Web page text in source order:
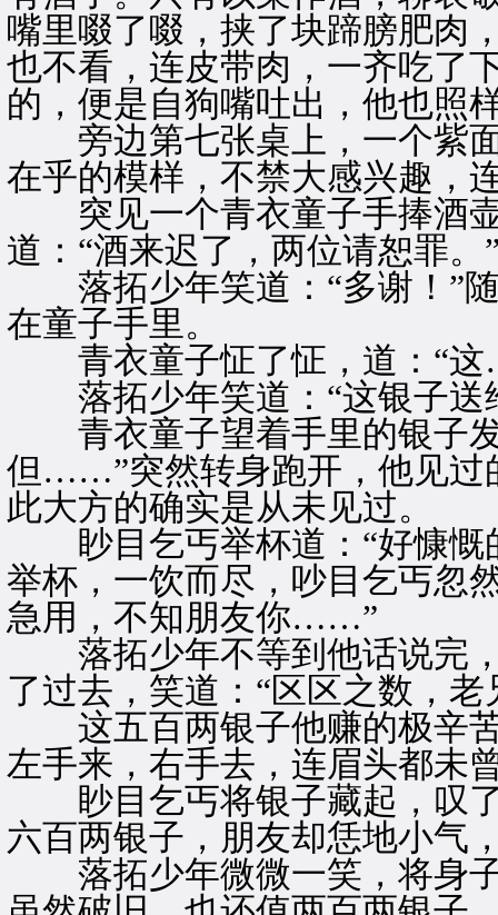
嘴里啜了啜，挟了块蹄膀肥肉
也不看，连皮带肉，一齐吃了
的，便是自狗嘴吐出，他也照
旁边第七张桌上，一个紫面
在乎的模样，不禁大感兴趣，
突见一个青衣童子手捧酒壶
道：“酒来迟了，两位请恕罪
落拓少年笑道：“多谢！”随
在童子手里。
青衣童子怔了怔，道：“这
落拓少年笑道：“这银子送
青衣童子望着手里的银子
但……”突然转身跑开，他见过
此大方的确实是从未见过。
眇目乞丐举杯道：“好慷慨
举杯，一饮而尽，吵目乞丐忽
急用，不知朋友你……”
落拓少年不等到他话说完，
了过去，笑道：“区区之数，老
这五百两银子他赚的极辛苦
左手来，右手去，连眉头都未
眇目乞丐将银子藏起，叹了
六百两银子，朋友却恁地小气
落拓少年微微一笑，将身子